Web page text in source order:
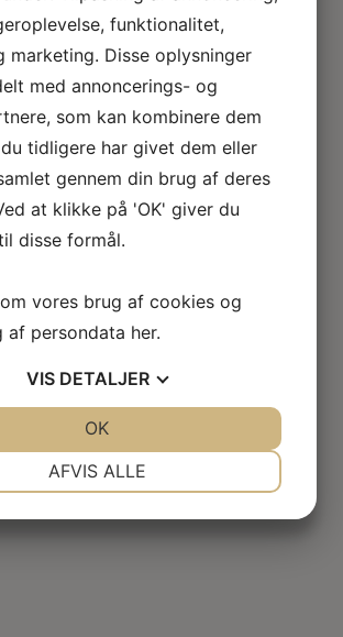
/ arbejdsværelse
funktionalitet,
marketing. Disse oplysninger
med annoncerings- og
som kan kombinere dem
tidligere har givet dem eller
gennem din brug af deres
at klikke på 'OK' giver du
disse formål.
vores brug af cookies og
af persondata her.
VIS DETALJER
AFVIS ALLE
OK